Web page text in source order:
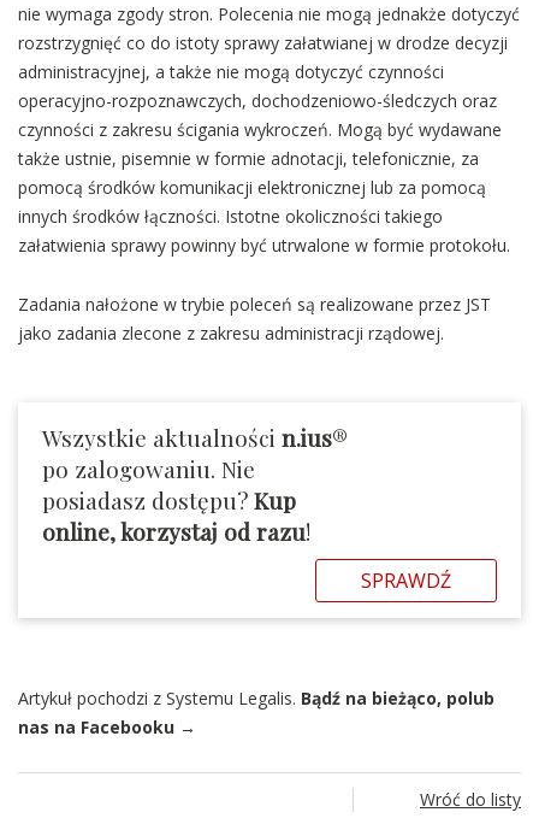
nie wymaga zgody stron. Polecenia nie mogą jednakże dotyczyć
rozstrzygnięć co do istoty sprawy załatwianej w drodze decyzji
administracyjnej, a także nie mogą dotyczyć czynności
operacyjno-rozpoznawczych, dochodzeniowo-śledczych oraz
czynności z zakresu ścigania wykroczeń. Mogą być wydawane
także ustnie, pisemnie w formie adnotacji, telefonicznie, za
pomocą środków komunikacji elektronicznej lub za pomocą
innych środków łączności. Istotne okoliczności takiego
załatwienia sprawy powinny być utrwalone w formie protokołu.
Zadania nałożone w trybie poleceń są realizowane przez JST
jako zadania zlecone z zakresu administracji rządowej.
Wszystkie aktualności n.ius®
po zalogowaniu. Nie
posiadasz dostępu?Kup
online, korzystaj od razu!
SPRAWDŹ
Artykuł pochodzi z Systemu Legalis. Bądź na bieżąco, polub
nas na Facebooku →
Wróć do listy